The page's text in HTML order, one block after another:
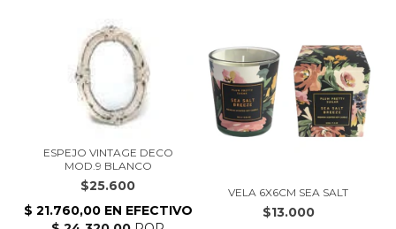
ESPEJO VINTAGE DECO
MOD.9 BLANCO
$25.600 VELA 6X6CM SEA SALT
$13.000